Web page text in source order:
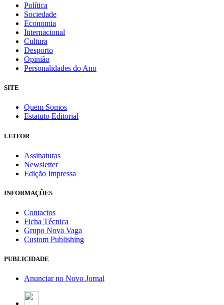
Política
Sociedade
Economia
Internacional
Cultura
Desporto
Opinião
Personalidades do Ano
SITE
Quem Somos
Estatuto Editorial
LEITOR
Assinaturas
Newsletter
Edição Impressa
INFORMAÇÕES
Contactos
Ficha Técnica
Grupo Nova Vaga
Custom Publishing
PUBLICIDADE
Anunciar no Novo Jornal